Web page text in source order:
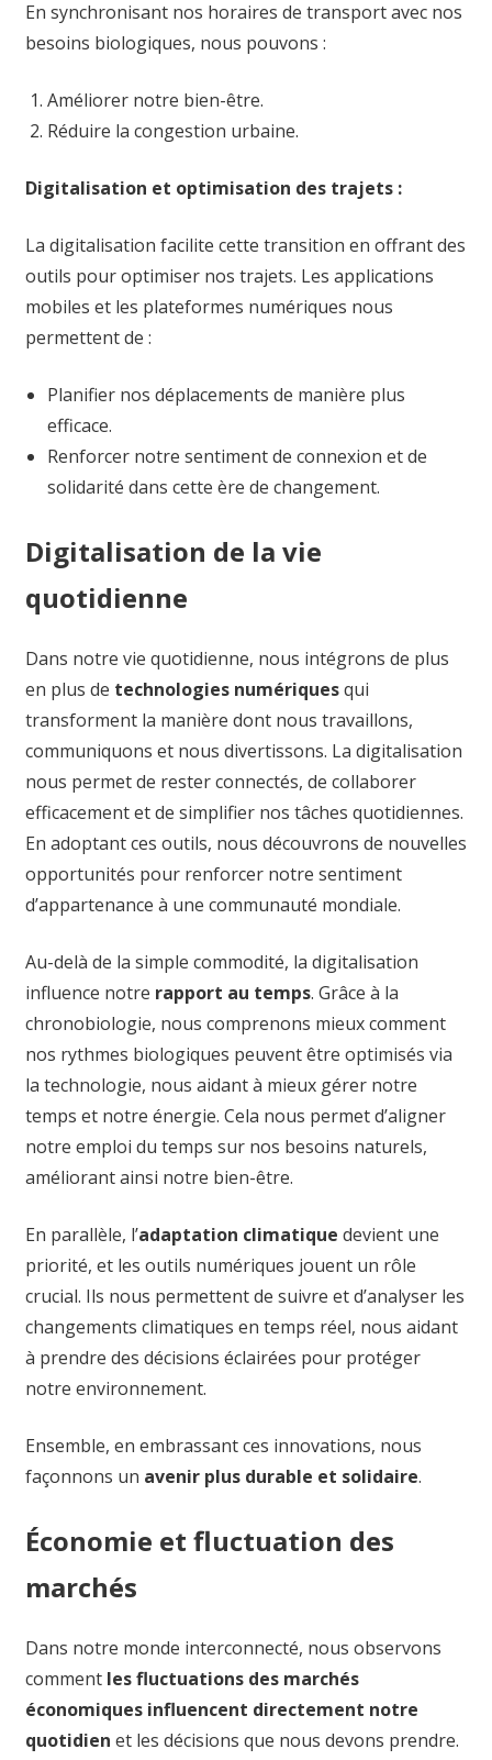
En synchronisant nos horaires de transport avec nos
besoins biologiques, nous pouvons :
Améliorer notre bien-être.
Réduire la congestion urbaine.
Digitalisation et optimisation des trajets :
La digitalisation facilite cette transition en offrant des
outils pour optimiser nos trajets. Les applications
mobiles et les plateformes numériques nous
permettent de :
Planifier nos déplacements de manière plus
efficace.
Renforcer notre sentiment de connexion et de
solidarité dans cette ère de changement.
Digitalisation de la vie
quotidienne
Dans notre vie quotidienne, nous intégrons de plus
en plus de technologies numériquesqui
transforment la manière dont nous travaillons,
communiquons et nous divertissons. La digitalisation
nous permet de rester connectés, de collaborer
efficacement et de simplifier nos tâches quotidiennes.
En adoptant ces outils, nous découvrons de nouvelles
opportunités pour renforcer notre sentiment
d’appartenance à une communauté mondiale.
Au-delà de la simple commodité, la digitalisation
influence notre rapport au temps. Grâce à la
chronobiologie, nous comprenons mieux comment
nos rythmes biologiques peuvent être optimisés via
la technologie, nous aidant à mieux gérer notre
temps et notre énergie. Cela nous permet d’aligner
notre emploi du temps sur nos besoins naturels,
améliorant ainsi notre bien-être.
En parallèle, l’adaptation climatique devient une
priorité, et les outils numériques jouent un rôle
crucial. Ils nous permettent de suivre et d’analyser les
changements climatiques en temps réel, nous aidant
à prendre des décisions éclairées pour protéger
notre environnement.
Ensemble, en embrassant ces innovations, nous
façonnons un avenir plus durable et solidaire.
Économie et fluctuation des
marchés
Dans notre monde interconnecté, nous observons
comment les fluctuations des marchés
économiques influencent directement notre
quotidien et les décisions que nous devons prendre.